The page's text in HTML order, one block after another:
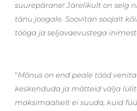
suurepärane! Järelikult on selg
tänu joogale. Soovitan soojalt
tööga ja seljavaevustega
"Mõnus on end peale tööd
keskenduda ja mõtteid välja
maksimaalselt ei suuda, kuid